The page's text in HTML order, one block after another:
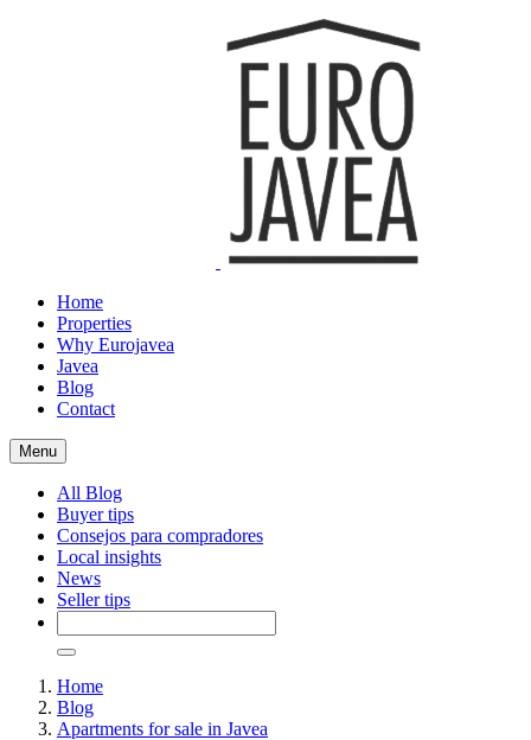
Home
Properties
Why Eurojavea
Javea
Blog
Contact
Menu
All Blog
Buyer tips
Consejos para compradores
Local insights
News
Seller tips
Home
Blog
Apartments for sale in Javea